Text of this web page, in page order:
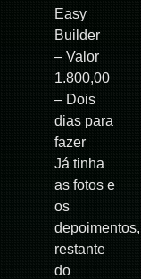
Easy
Builder
– Valor
1.800,00
– Dois
dias para
fazer
Já tinha
as fotos e
os
depoimentos,
restante
do